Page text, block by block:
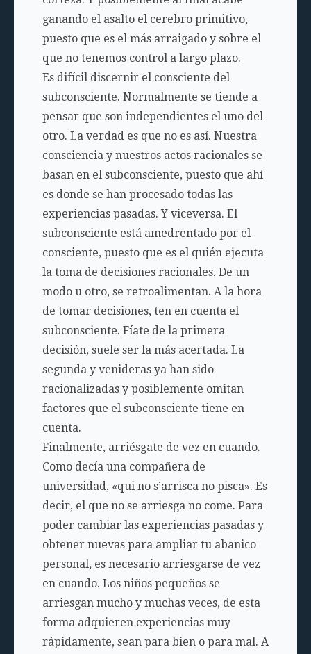
ganando el asalto el cerebro primitivo,
puesto que es el más arraigado y sobre el
que no tenemos control a largo plazo.
Es difícil discernir el consciente del
subconsciente. Normalmente se tiende a
pensar que son independientes el uno del
otro. La verdad es que no es así. Nuestra
consciencia y nuestros actos racionales se
basan en el subconsciente, puesto que ahí
es donde se han procesado todas las
experiencias pasadas. Y viceversa. El
subconsciente está amedrentado por el
consciente, puesto que es el quién ejecuta
la toma de decisiones racionales. De un
modo u otro, se retroalimentan. A la hora
de tomar decisiones, ten en cuenta el
subconsciente. Fíate de la primera
decisión, suele ser la más acertada. La
segunda y venideras ya han sido
racionalizadas y posiblemente omitan
factores que el subconsciente tiene en
cuenta.
Finalmente, arriésgate de vez en cuando.
Como decía una compañera de
universidad, «qui no s’arrisca no pisca». Es
decir, el que no se arriesga no come. Para
poder cambiar las experiencias pasadas y
obtener nuevas para ampliar tu abanico
personal, es necesario arriesgarse de vez
en cuando. Los niños pequeños se
arriesgan mucho y muchas veces, de esta
forma adquieren experiencias muy
rápidamente, sean para bien o para mal. A